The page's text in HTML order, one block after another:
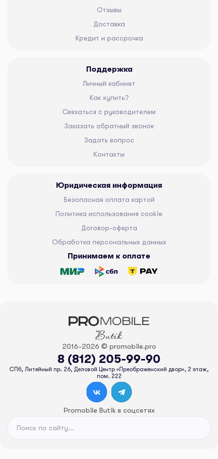
Отзывы
Доставка
Кредит и рассрочка
Поддержка
Личный кабинет
Как купить?
Связаться с руководителем
Заказать обратный звонок
Задать вопрос
Контакты
Юридическая информация
Безопасная оплата картой
Политика использования cookie
Договор-оферта
Обработка персональных данных
Принимаем к оплате
2016-2026 © promobile.pro
8 (812) 205-99-90
СПб, Литейный пр. 26, Деловой Центр «Преображенский двор», 2 этаж,
пом. 222
Promobile Butik в соцсетях